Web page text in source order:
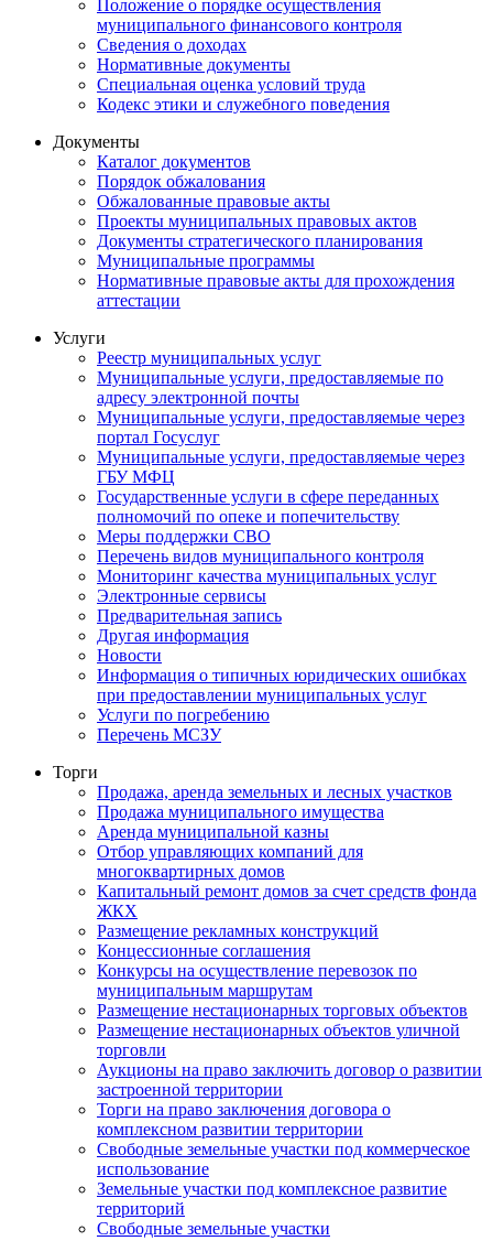
Положение о порядке осуществления
муниципального финансового контроля
Сведения о доходах
Нормативные документы
Специальная оценка условий труда
Кодекс этики и служебного поведения
Документы
Каталог документов
Порядок обжалования
Обжалованные правовые акты
Проекты муниципальных правовых актов
Документы стратегического планирования
Муниципальные программы
Нормативные правовые акты для прохождения
аттестации
Услуги
Реестр муниципальных услуг
Муниципальные услуги, предоставляемые по
адресу электронной почты
Муниципальные услуги, предоставляемые через
портал Госуслуг
Муниципальные услуги, предоставляемые через
ГБУ МФЦ
Государственные услуги в сфере переданных
полномочий по опеке и попечительству
Меры поддержки СВО
Перечень видов муниципального контроля
Мониторинг качества муниципальных услуг
Электронные сервисы
Предварительная запись
Другая информация
Новости
Информация о типичных юридических ошибках
при предоставлении муниципальных услуг
Услуги по погребению
Перечень МСЗУ
Торги
Продажа, аренда земельных и лесных участков
Продажа муниципального имущества
Аренда муниципальной казны
Отбор управляющих компаний для
многоквартирных домов
Капитальный ремонт домов за счет средств фонда
ЖКХ
Размещение рекламных конструкций
Концессионные соглашения
Конкурсы на осуществление перевозок по
муниципальным маршрутам
Размещение нестационарных торговых объектов
Размещение нестационарных объектов уличной
торговли
Аукционы на право заключить договор о развитии
застроенной территории
Торги на право заключения договора о
комплексном развитии территории
Свободные земельные участки под коммерческое
использование
Земельные участки под комплексное развитие
территорий
Свободные земельные участки